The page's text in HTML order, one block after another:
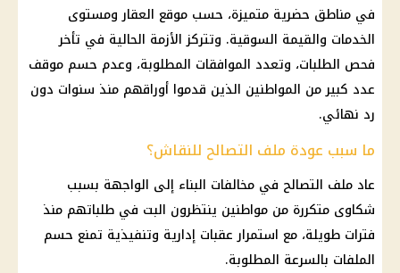
في مناطق حضرية متميزة، حسب موقع العقار ومستوى
الخدمات والقيمة السوقية. وتتركز الأزمة الحالية في تأخر
فحص الطلبات، وتعدد الموافقات المطلوبة، وعدم حسم موقف
عدد كبير من المواطنين الذين قدموا أوراقهم منذ سنوات دون
رد نهائي.
ما سبب عودة ملف التصالح للنقاش؟
عاد ملف التصالح في مخالفات البناء إلى الواجهة بسبب
شكاوى متكررة من مواطنين ينتظرون البت في طلباتهم منذ
فترات طويلة، مع استمرار عقبات إدارية وتنفيذية تمنع حسم
الملفات بالسرعة المطلوبة.